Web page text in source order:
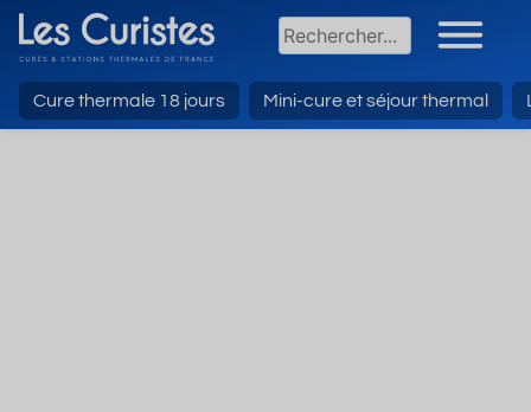
Cure thermale 18 jours Mini-cure et séjour thermal